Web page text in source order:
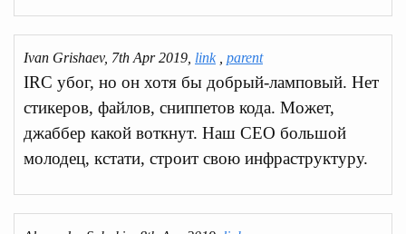
Ivan Grishaev, 7th Apr 2019, link, parent
IRC убог, но он хотя бы добрый-ламповый. Нет
стикеров, файлов, сниппетов кода. Может,
джаббер какой воткнут. Наш СЕО большой
молодец, кстати, строит свою инфраструктуру.